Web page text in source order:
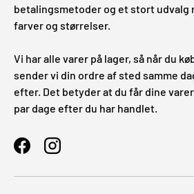
betalingsmetoder og et stort udvalg
farver og størrelser.
Vi har alle varer på lager, så når du
sender vi din ordre af sted samme
efter. Det betyder at du får dine
par dage efter du har handlet.
FacebookInstagram